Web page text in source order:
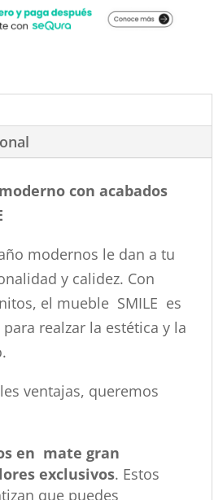
con acabados
modernos le dan a tu
y calidez. Con
el mueble SMILE es
realzar la estética y la
ventajas, queremos
en mate gran
exclusivos. Estos
que puedes